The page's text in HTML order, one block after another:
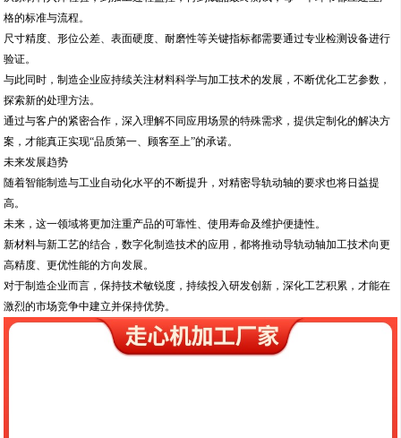
格的标准与流程。
尺寸精度、形位公差、表面硬度、耐磨性等关键指标都需要通过专业检测设备进行
验证。
与此同时，制造企业应持续关注材料科学与加工技术的发展，不断优化工艺参数，
探索新的处理方法。
通过与客户的紧密合作，深入理解不同应用场景的特殊需求，提供定制化的解决方
案，才能真正实现“品质第一、顾客至上”的承诺。
未来发展趋势
随着智能制造与工业自动化水平的不断提升，对精密导轨动轴的要求也将日益提
高。
未来，这一领域将更加注重产品的可靠性、使用寿命及维护便捷性。
新材料与新工艺的结合，数字化制造技术的应用，都将推动导轨动轴加工技术向更
高精度、更优性能的方向发展。
对于制造企业而言，保持技术敏锐度，持续投入研发创新，深化工艺积累，才能在
激烈的市场竞争中建立并保持优势。